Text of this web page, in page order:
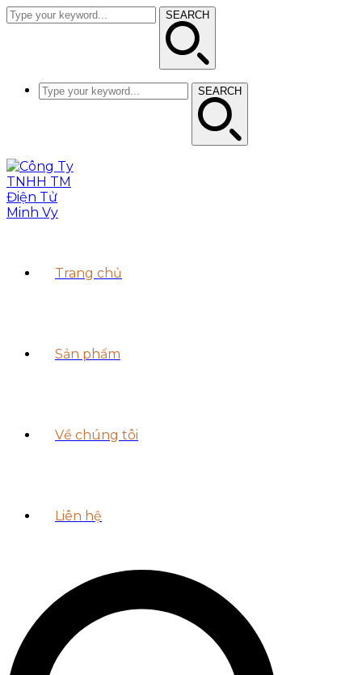
SEARCH
SEARCH
Trang chủ
Sản phẩm
Về chúng tôi
Liên hệ